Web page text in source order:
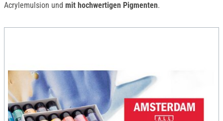
Acrylemulsion und mit hochwertigen Pigmenten.